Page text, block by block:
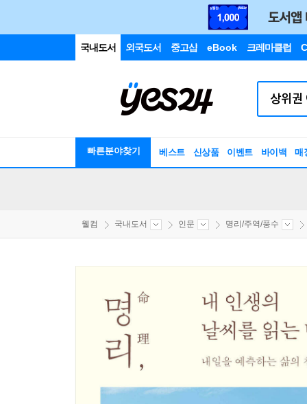
국내도서 외국도서 중고샵 eBook 크레마클럽
빠른분야찾기 베스트 신상품 이벤트 바이백 매
웰컴 국내도서 인문 명리/주역/풍수